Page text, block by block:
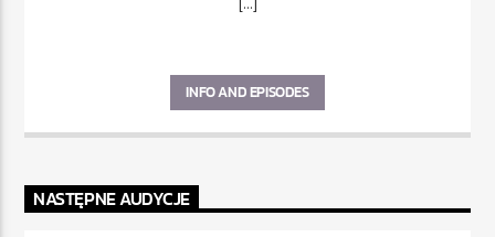
INFO AND EPISODES
NASTĘPNE AUDYCJE